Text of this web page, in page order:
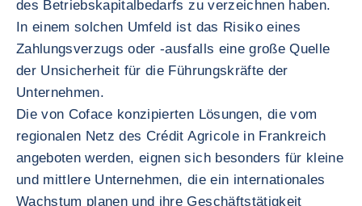
des Betriebskapitalbedarfs zu verzeichnen haben.
In einem solchen Umfeld ist das Risiko eines
Zahlungsverzugs oder -ausfalls eine große Quelle
der Unsicherheit für die Führungskräfte der
Unternehmen.
Die von Coface konzipierten Lösungen, die vom
regionalen Netz des Crédit Agricole in Frankreich
angeboten werden, eignen sich besonders für kleine
und mittlere Unternehmen, die ein internationales
Wachstum planen und ihre Geschäftstätigkeit